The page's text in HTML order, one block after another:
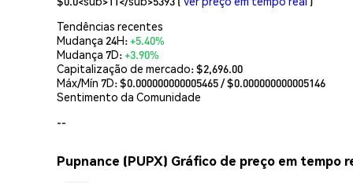
Tendências recentes
Mudança 24H:+5.40%
Mudança 7D:+3.90%
Capitalização de mercado:$2,696.00
Máx/Mín 7D: $0.000000000005465 / $0.000000000005146
Sentimento da Comunidade
--
Pupnance (PUPX) Gráfico de preço em tempo